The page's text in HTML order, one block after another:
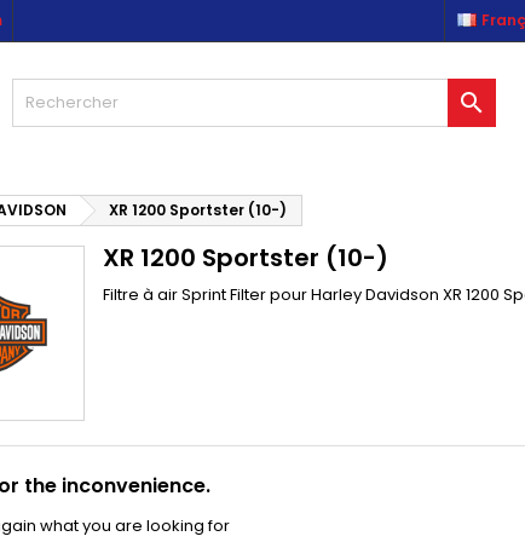

XR 1200 Sportster (10-)
XR 1200 Sportster (10-)
Filtre à air Sprint Filter pour Harley Davidson XR 1200
the inconvenience.
what you are looking for
listes d'envies
Créer une nouvelle liste
((cancelText))
une liste d'envies
Annuler Créer une liste d'envies
devez être connecté pour ajouter des produits à votre liste